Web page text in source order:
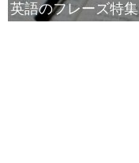
英語のフレーズ特集